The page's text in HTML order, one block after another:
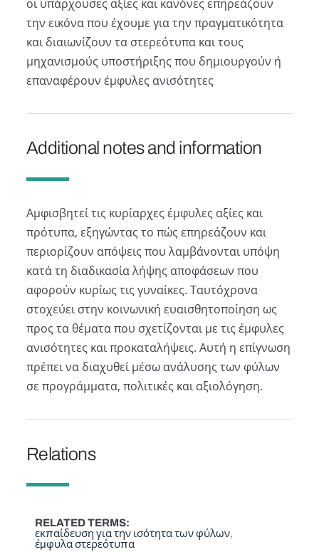
οι υπάρχουσες αξίες και κανόνες επηρεάζουν
την εικόνα που έχουμε για την πραγματικότητα
και διαιωνίζουν τα στερεότυπα και τους
μηχανισμούς υποστήριξης που δημιουργούν ή
επαναφέρουν έμφυλες ανισότητες
Additional notes and information
Αμφισβητεί τις κυρίαρχες έμφυλες αξίες και
πρότυπα, εξηγώντας το πώς επηρεάζουν και
περιορίζουν απόψεις που λαμβάνονται υπόψη
κατά τη διαδικασία λήψης αποφάσεων που
αφορούν κυρίως τις γυναίκες. Ταυτόχρονα
στοχεύει στην κοινωνική ευαισθητοποίηση ως
προς τα θέματα που σχετίζονται με τις έμφυλες
ανισότητες και προκαταλήψεις. Αυτή η επίγνωση
πρέπει να διαχυθεί μέσω ανάλυσης των φύλων
σε προγράμματα, πολιτικές και αξιολόγηση.
Relations
RELATED TERMS
εκπαίδευση για την ισότητα των φύλων
έμφυλα στερεότυπα